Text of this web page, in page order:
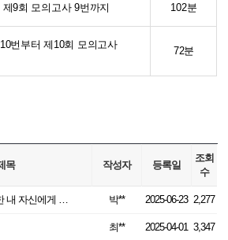
9회 모의고사 9번까지 102분
번부터 제10회 모의고사
72분
목 작성자 등록일
조회
수
박** 2025-06-23 2,277
최** 2025-04-01 3,347